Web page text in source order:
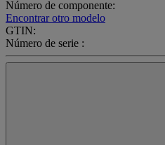
Número de componente:
Encontrar otro modelo
GTIN:
Número de serie :